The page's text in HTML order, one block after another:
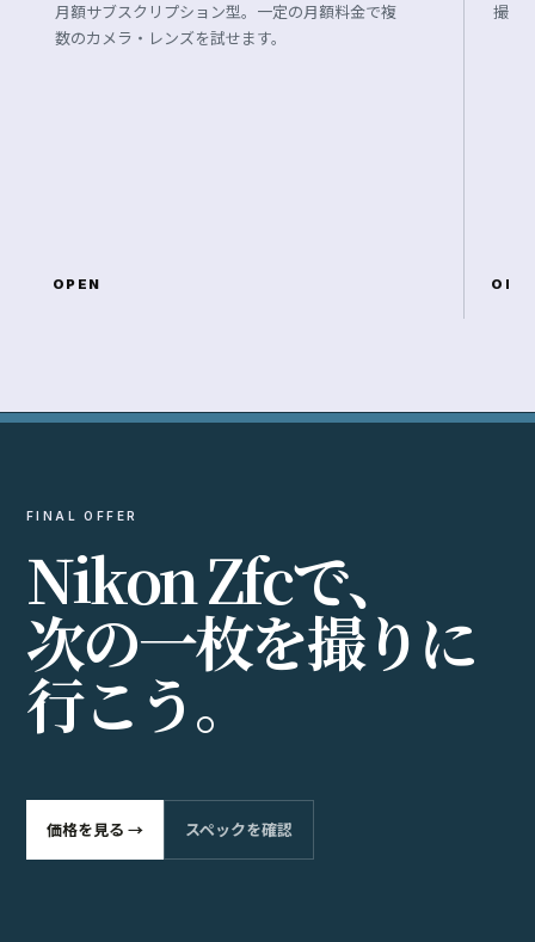
月額サブスクリプション型。一定の月額料金で複
数のカメラ・レンズを試せます。
OPEN
撮影
FINAL OFFER
NikonZfcで、
次の一枚を撮りに
行こう。
価格を見る → スペックを確認